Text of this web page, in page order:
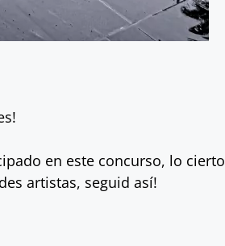
en este concurso, lo
artistas, seguid así!